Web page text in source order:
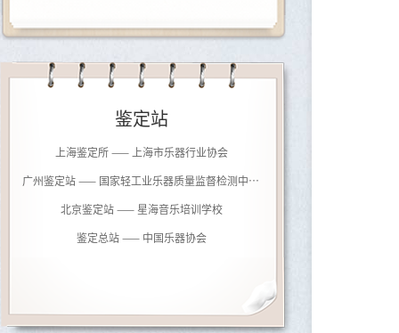
鉴定站
上海鉴定所 —— 上海市乐器行业协会
广州鉴定站 —— 国家轻工业乐器质量监督检测中心（广州）
北京鉴定站 —— 星海音乐培训学校
鉴定总站 —— 中国乐器协会